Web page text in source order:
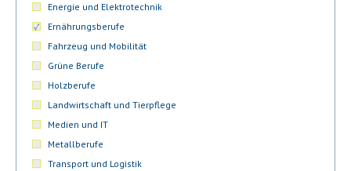
Energie und Elektrotechnik
Ernährungsberufe
Fahrzeug und Mobilität
Grüne Berufe
Holzberufe
Landwirtschaft und Tierpflege
Medien und IT
Metallberufe
Transport und Logistik